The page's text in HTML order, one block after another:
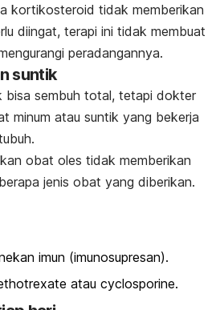
kortikosteroid tidak memberikan
diingat, terapi ini tidak membuat
peradangannya.
suntik
bisa sembuh total, tetapi dokter
minum atau suntik yang bekerja
obat oles tidak memberikan
jenis obat yang diberikan.
imun (imunosupresan).
atau cyclosporine.